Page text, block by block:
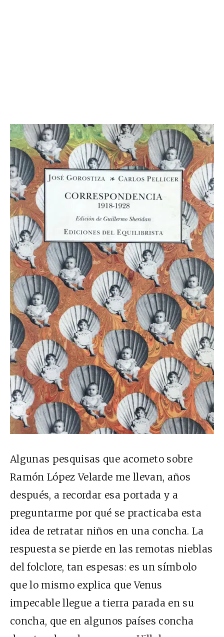
Algunas pesquisas que acometo sobre
Ramón López Velarde me llevan, años
después, a recordar esa portada y a
preguntarme por qué se practicaba esta
idea de retratar niños en una concha. La
respuesta se pierde en las remotas nieblas
del folclore, tan espesas: es un símbolo
que lo mismo explica que Venus
impecable llegue a tierra parada en su
concha, que en algunos países concha